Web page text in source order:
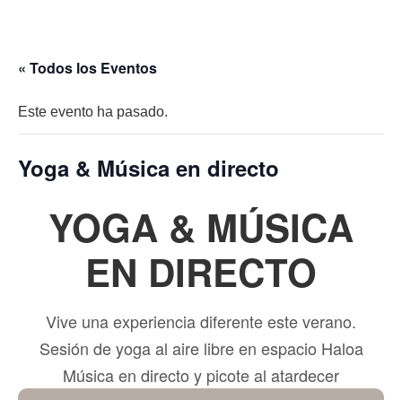
« Todos los Eventos
Este evento ha pasado.
Yoga & Música en directo
YOGA & MÚSICA
EN DIRECTO
Vive una experiencia diferente este verano.
Sesión de yoga al aire libre en espacio Haloa
Música en directo y picote al atardecer